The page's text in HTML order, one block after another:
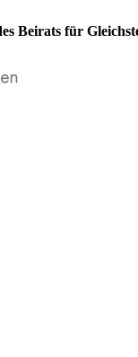
Beirats für